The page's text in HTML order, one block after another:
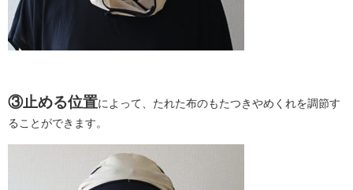
③止める位置によって、たれた布のもたつきやめくれを調節す
ることができます。